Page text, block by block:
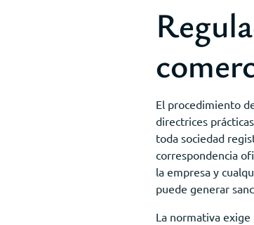
El procedimiento
directrices
toda sociedad
correspondencia
la empresa y
puede generar
La normativa